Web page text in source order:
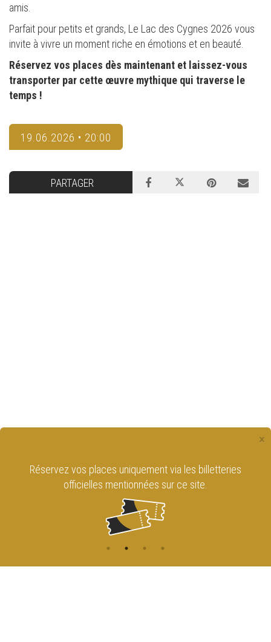
amis.
Parfait pour petits et grands, Le Lac des Cygnes 2026 vous
invite à vivre un moment riche en émotions et en beauté.
Réservez vos places dès maintenant et laissez-vous
transporter par cette œuvre mythique qui traverse le
temps !
19.06.2026 • 20:00
PARTAGER
×
Réservez vos places uniquement via les billetteries
officielles mentionnées sur ce site.